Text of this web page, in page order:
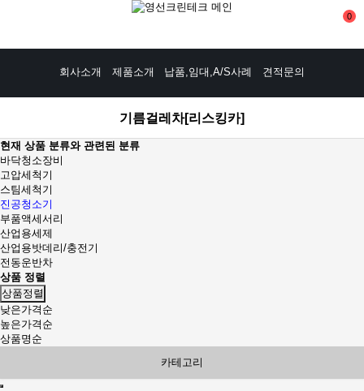
0
회사소개 제품소개 납품,임대,A/S사례 견적문의
기름걸레차[리스킹카]
현재 상품 분류와 관련된 분류
바닥청소장비
고압세척기
스팀세척기
진공청소기
부품액세서리
산업용세제
산업용밧데리/충전기
전동운반차
상품 정렬
상품정렬
낮은가격순
높은가격순
상품명순
카테고리